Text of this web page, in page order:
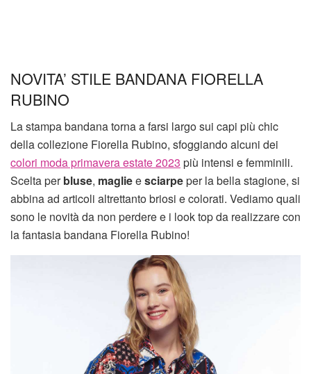
NOVITA’ STILE BANDANA FIORELLA
RUBINO
La stampa bandana torna a farsi largo sui capi più chic
della collezione Fiorella Rubino, sfoggiando alcuni dei
colori moda primavera estate 2023 più intensi e femminili.
Scelta perbluse, maglieesciarpeper la bella stagione, si
abbina ad articoli altrettanto briosi e colorati. Vediamo quali
sono le novità da non perdere e i look top da realizzare con
la fantasia bandana Fiorella Rubino!